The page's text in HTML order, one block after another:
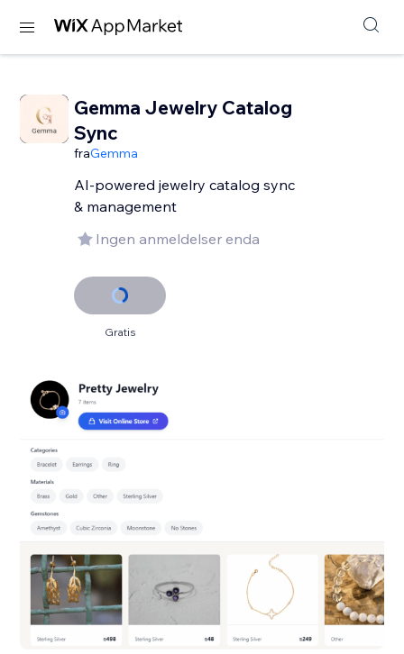
Gemma Jewelry Catalog
Sync
fraGemma
AI-powered jewelry catalog sync
& management
Ingen anmeldelser enda
Gratis